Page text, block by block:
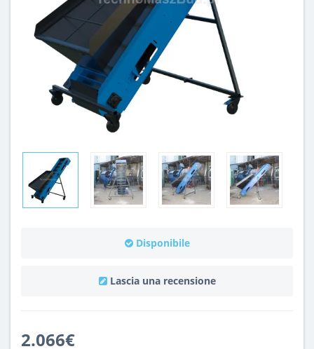
Disponibile
Lascia una recensione
2.066€